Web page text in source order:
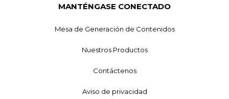
MANTÉNGASE CONECTADO
Mesa de Generación de Contenidos
Nuestros Productos
Contáctenos
Aviso de privacidad